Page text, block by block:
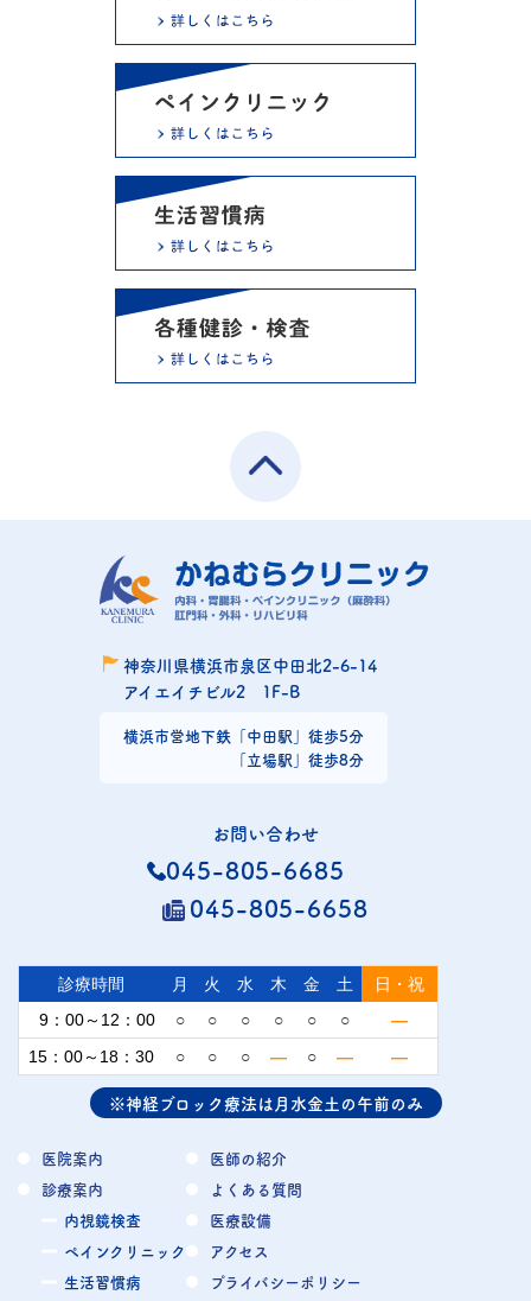
神奈川県横浜市泉区中田北2-6-14
アイエイチビル2 1F-B
横浜市営地下鉄 「中田駅」徒歩5分
「立場駅」徒歩8分
お問い合わせ
045-805-6685
045-805-6658
診療時間 月 火 水 木 金 土
日・祝
9：00～12：00
○ ○ ○ ○ ○ ○
—
15：00～18：30
○ ○ ○ — ○ — —
※神経ブロック療法は月水金土の午前のみ
医院案内
診療案内
内視鏡検査
ペインクリニック
生活習慣病
医師の紹介
よくある質問
医療設備
アクセス
プライバシーポリシー